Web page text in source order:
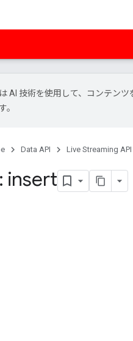
AI 技術を使用して、コンテン
。
Data API Live Streaming API
insert